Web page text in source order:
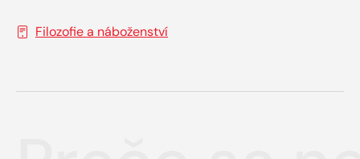
Filozofie a náboženství